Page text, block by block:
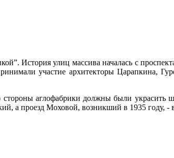
История улиц массива началась с
участие архитекторы Царапкина,
аглофабрики должны были украсить
а проезд Моховой, возникший в 1935 году,